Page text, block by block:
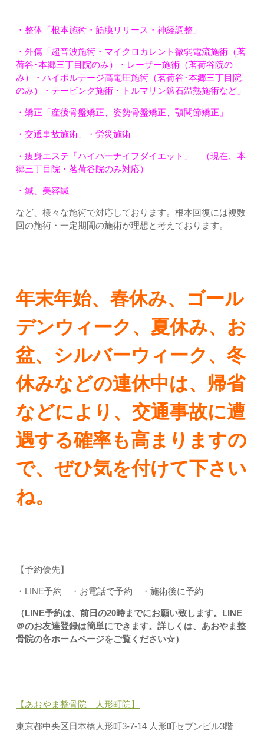
・整体「根本施術・筋膜リリース・神経調整」
・外傷「超音波施術・マイクロカレント微弱電流施術（茗
荷谷･本郷三丁目院のみ）・レーザー施術（茗荷谷院の
み）・ハイボルテージ高電圧施術（茗荷谷･本郷三丁目院
のみ）・テーピング施術・トルマリン鉱石温熱施術など」
・矯正「産後骨盤矯正、姿勢骨盤矯正、顎関節矯正」
・交通事故施術、・労災施術
・痩身エステ「ハイパーナイフダイエット」 （現在、本
郷三丁目院・茗荷谷院のみ対応）
・鍼、美容鍼
など、様々な施術で対応しております。根本回復には複数
回の施術・一定期間の施術が理想と考えております。
年末年始、春休み、ゴール
デンウィーク、夏休み、お
盆、シルバーウィーク、冬
休みなどの連休中は、帰省
などにより、交通事故に遭
遇する確率も高まりますの
で、ぜひ気を付けて下さい
ね。
【予約優先】
・LINE予約 ・お電話で予約 ・施術後に予約
（LINE予約は、前日の20時までにお願い致します。LINE
＠のお友達登録は簡単にできます。詳しくは、あおやま整
骨院の各ホームページをご覧ください☆）
【あおやま整骨院 人形町院】
東京都中央区日本橋人形町3-7-14 人形町セブンビル3階